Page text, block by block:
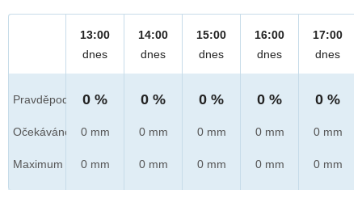
Pravděpod.
Očekáváno
Maximum
13:00
dnes
0 %
0 mm
0 mm
14:00
dnes
0 %
0 mm
0 mm
15:00
dnes
0 %
0 mm
0 mm
16:00
dnes
0 %
0 mm
0 mm
17:00
dnes
0 %
0 mm
0 mm